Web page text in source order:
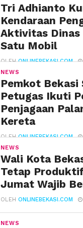
Tri Adhianto
Kendaraan
Aktivitas Dinas
Satu Mobil
OLEHONLINEBEKASI.COM
NEWS
Pemkot Bekasi
Petugas Ikuti
Penjagaan
Kereta
OLEHONLINEBEKASI.COM
NEWS
Wali Kota
Tetap
Jumat Wajib
OLEHONLINEBEKASI.COM
NEWS